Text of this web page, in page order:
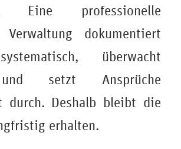
Eine professionelle
Verwaltung dokumentiert
überwacht
setzt Ansprüche
durch. Deshalb bleibt die
erhalten.